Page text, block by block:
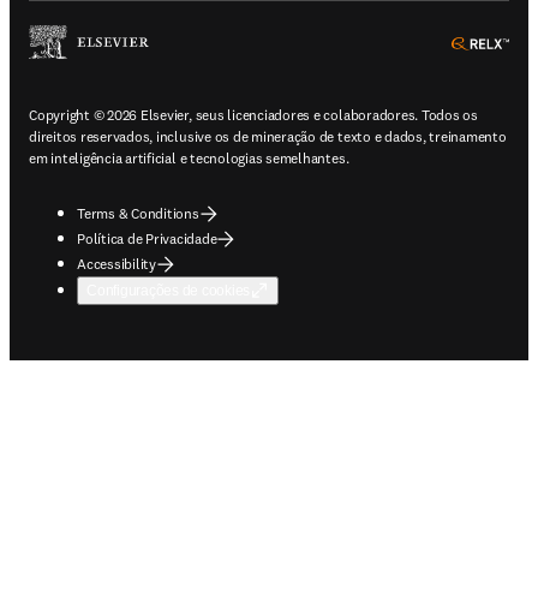
Copyright © 2026 Elsevier, seus licenciadores e colaboradores. Todos os
direitos reservados, inclusive os de mineração de texto e dados, treinamento
em inteligência artificial e tecnologias semelhantes.
Terms & Conditions
Política de Privacidade
Accessibility